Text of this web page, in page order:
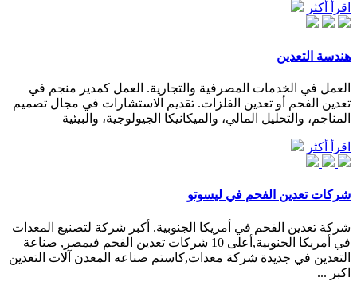
اقرأ أكثر
هندسة التعدين
العمل في الخدمات المصرفية والتجارية. العمل كمدير منجم في
تعدين الفحم أو تعدين الفلزات. تقديم الاستشارات في مجال تصميم
المناجم، والتحليل المالي، والميكانيكا الجيولوجية، والبيئية
اقرأ أكثر
شركات تعدين الفحم في ليسوتو
شركة تعدين الفحم في أمريكا الجنوبية. أكبر شركة لتصنيع المعدات
في أمريكا الجنوبية,أعلى 10 شركات تعدين الفحم فيمصر, صناعة
التعدين في جديدة شركة معدات,كاستم صناعه المعدن آلات التعدين
اكبر ...